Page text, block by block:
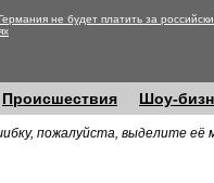
не будет платить за
Происшествия Шоу-
пожалуйста, выделите её